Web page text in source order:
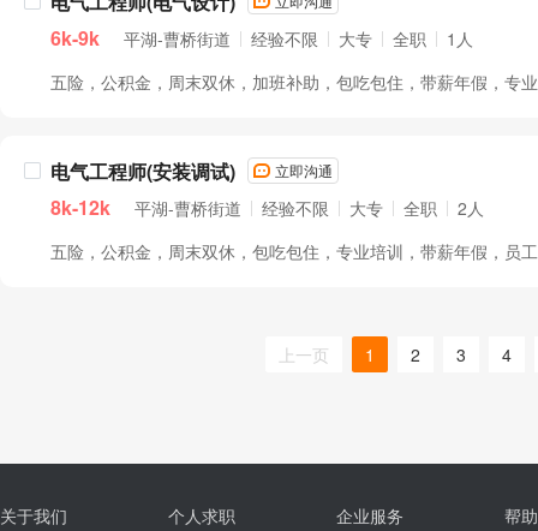
6k-9k 平湖-曹桥街道 经验不限 大专 全职
1人
五险，公积金，周末双休，加班补助，包吃包住，带薪年假，专
电气工程师(安装调试) 立即沟通
8k-12k 平湖-曹桥街道 经验不限 大专 全职
2人
五险，公积金，周末双休，包吃包住，专业培训，带薪年假，员
上一页 1 2 3 4
关于我们 个人求职 企业服务 帮